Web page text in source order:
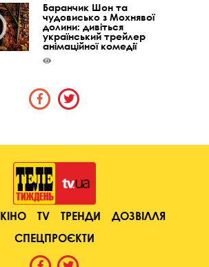
Баранчик Шон та
чудовисько з Мохнявої
долини: дивіться
український трейлер
анімаційної комедії
КІНО TV ТРЕНДИ
ДОЗВІЛЛЯ
СПЕЦПРОЄКТИ